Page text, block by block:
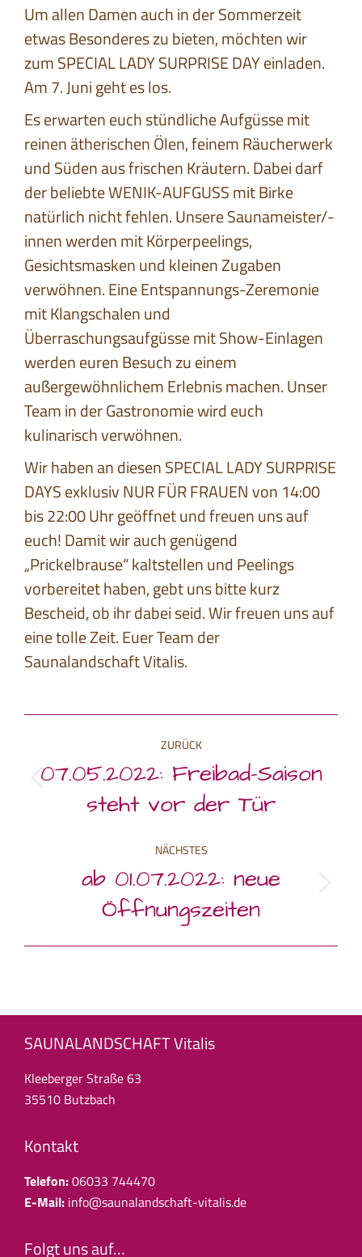
Um allen Damen auch in der Sommerzeit
etwas Besonderes zu bieten, möchten wir
zum SPECIAL LADY SURPRISE DAY einladen.
Am 7. Juni geht es los.
Es erwarten euch stündliche Aufgüsse mit
reinen ätherischen Ölen, feinem Räucherwerk
und Süden aus frischen Kräutern. Dabei darf
der beliebte WENIK-AUFGUSS mit Birke
natürlich nicht fehlen. Unsere Saunameister/-
innen werden mit Körperpeelings,
Gesichtsmasken und kleinen Zugaben
verwöhnen. Eine Entspannungs-Zeremonie
mit Klangschalen und
Überraschungsaufgüsse mit Show-Einlagen
werden euren Besuch zu einem
außergewöhnlichem Erlebnis machen. Unser
Team in der Gastronomie wird euch
kulinarisch verwöhnen.
Wir haben an diesen SPECIAL LADY SURPRISE
DAYS exklusiv NUR FÜR FRAUEN von 14:00
bis 22:00 Uhr geöffnet und freuen uns auf
euch! Damit wir auch genügend
„Prickelbrause“ kaltstellen und Peelings
vorbereitet haben, gebt uns bitte kurz
Bescheid, ob ihr dabei seid. Wir freuen uns auf
eine tolle Zeit. Euer Team der
Saunalandschaft Vitalis.
Kommentarnavigation
ZURÜCK
Vorheriger
Beitrag:
07.05.2022: Freibad-Saison
steht vor der Tür
NÄCHSTES
Nächster
Beitrag:
ab 01.07.2022: neue
Öffnungszeiten
SAUNALANDSCHAFT Vitalis
Kleeberger Straße 63
35510 Butzbach
Kontakt
Telefon:06033 744470
E-Mail: info@saunalandschaft-vitalis.de
Folgt uns auf…